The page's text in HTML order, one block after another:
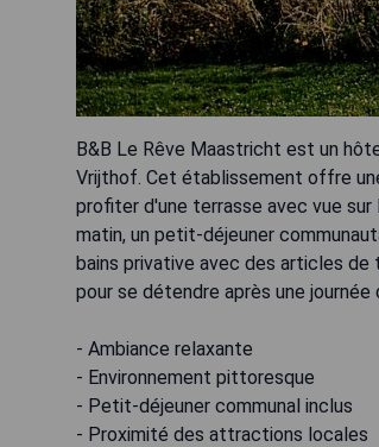
B&B Le Rêve Maastricht est un
Vrijthof. Cet établissement offre
profiter d'une terrasse avec vue sur
matin, un petit-déjeuner
bains privative avec des articles
pour se détendre après une
- Ambiance relaxante
- Environnement pittoresque
- Petit-déjeuner communal inclus
- Proximité des attractions locales